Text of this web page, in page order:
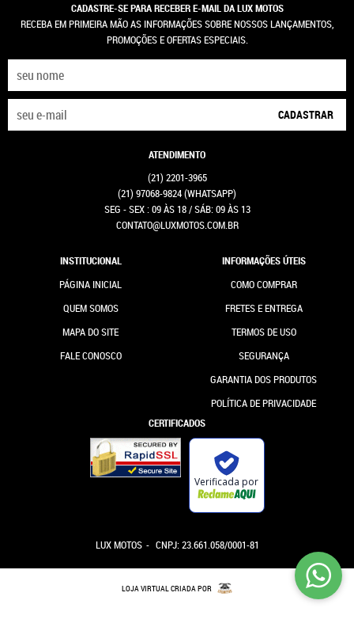
CADASTRE-SE PARA RECEBER E-MAIL DA LUX MOTOS
RECEBA EM PRIMEIRA MÃO AS INFORMAÇÕES SOBRE NOSSOS LANÇAMENTOS,
PROMOÇÕES E OFERTAS ESPECIAIS.
CADASTRAR
ATENDIMENTO
(21) 2201-3965
(21) 97068-9824(WHATSAPP)
SEG - SEX : 09 ÀS 18 / SÁB: 09 ÀS 13
CONTATO@LUXMOTOS.COM.BR
INSTITUCIONAL
PÁGINA INICIAL
QUEM SOMOS
MAPA DO SITE
FALE CONOSCO
INFORMAÇÕES ÚTEIS
COMO COMPRAR
FRETES E ENTREGA
TERMOS DE USO
SEGURANÇA
GARANTIA DOS PRODUTOS
POLÍTICA DE PRIVACIDADE
CERTIFICADOS
Verificada por
LUX MOTOS CNPJ: 23.661.058/0001-81
LOJA VIRTUAL CRIADA POR